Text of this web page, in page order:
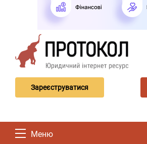
Зареєструватися
Меню